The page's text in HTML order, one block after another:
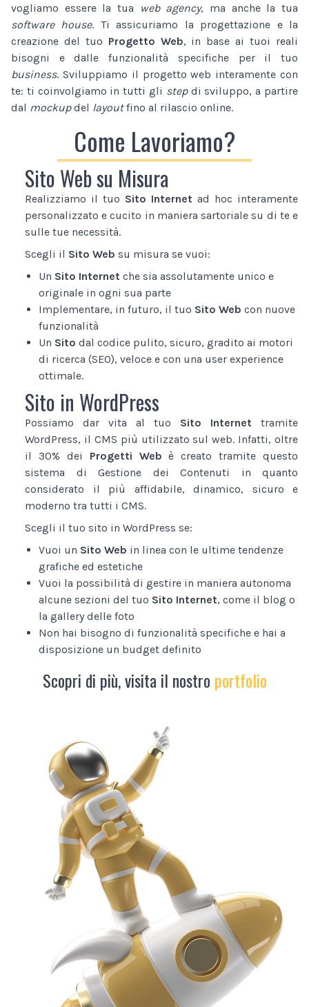
vogliamo essere la tua
web agency, ma anche la tua
software house. Ti assicuriamo la progettazione e la
creazione del tuo Progetto Web, in base ai tuoi reali
bisogni e dalle funzionalità specifiche per il tuo
business. Sviluppiamo il progetto web interamente con
te: ti coinvolgiamo in tutti gli stepdi sviluppo, a partire
dal mockupdel layoutfino al rilascio online.
Come Lavoriamo?
Sito Web su Misura
Realizziamo il tuo Sito Internet ad hoc interamente
personalizzato e cucito in maniera sartoriale su di te e
sulle tue necessità.
Scegli il Sito Web su misura se vuoi:
Un Sito Internet che sia assolutamente unico e
originale in ogni sua parte
Implementare, in futuro, il tuo Sito Web con nuove
funzionalità
Un Sito dal codice pulito, sicuro, gradito ai motori
di ricerca (SEO), veloce e con una user experience
ottimale.
Sito in WordPress
Possiamo dar vita al tuo Sito Internet tramite
WordPress, il CMS più utilizzato sul web. Infatti, oltre
il 30% dei Progetti Web è creato tramite questo
sistema di Gestione dei Contenuti in quanto
considerato il più affidabile, dinamico, sicuro e
moderno tra tutti i CMS.
Scegli il tuo sito in WordPress se:
Vuoi un Sito Web in linea con le ultime tendenze
grafiche ed estetiche
Vuoi la possibilità di gestire in maniera autonoma
alcune sezioni del tuo Sito Internet, come il blog o
la gallery delle foto
Non hai bisogno di funzionalità specifiche e hai a
disposizione un budget definito
Scopri di più, visita il nostro portfolio